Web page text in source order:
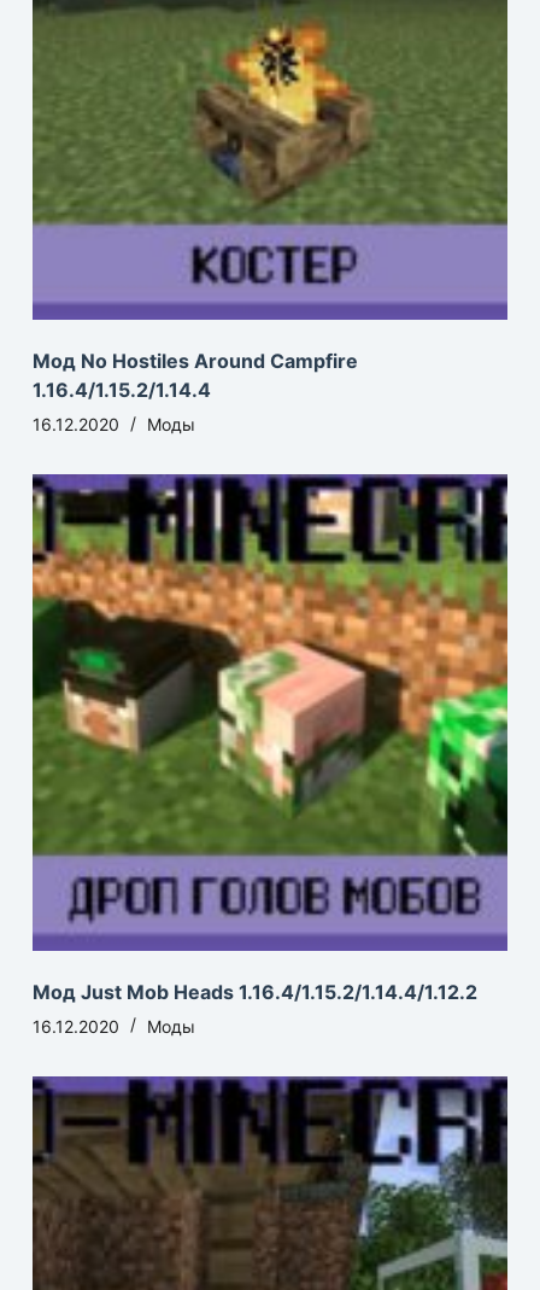
Мод No Hostiles Around Campfire
1.16.4/1.15.2/1.14.4
16.12.2020 Моды
Мод Just Mob Heads 1.16.4/1.15.2/1.14.4/1.12.2
16.12.2020 Моды